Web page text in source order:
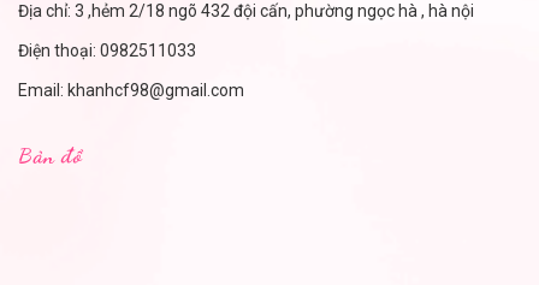
Địa chỉ: 3 ,hẻm 2/18 ngõ 432 đội cấn, phường ngọc hà , hà nội
Điện thoại: 0982511033
Email: khanhcf98@gmail.com
Bản đồ